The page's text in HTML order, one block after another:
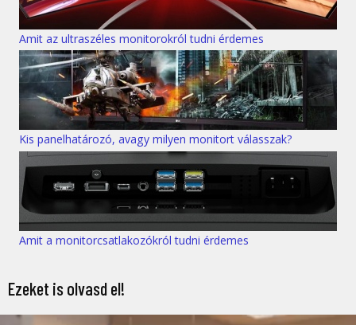
Amit az ultraszéles monitorokról tudni érdemes
Kis panelhatározó, avagy milyen monitort válasszak?
Amit a monitorcsatlakozókról tudni érdemes
Ezeket is olvasd el!